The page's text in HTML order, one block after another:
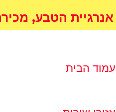
אנרגיית הטבע, מכירה
עמוד הבית